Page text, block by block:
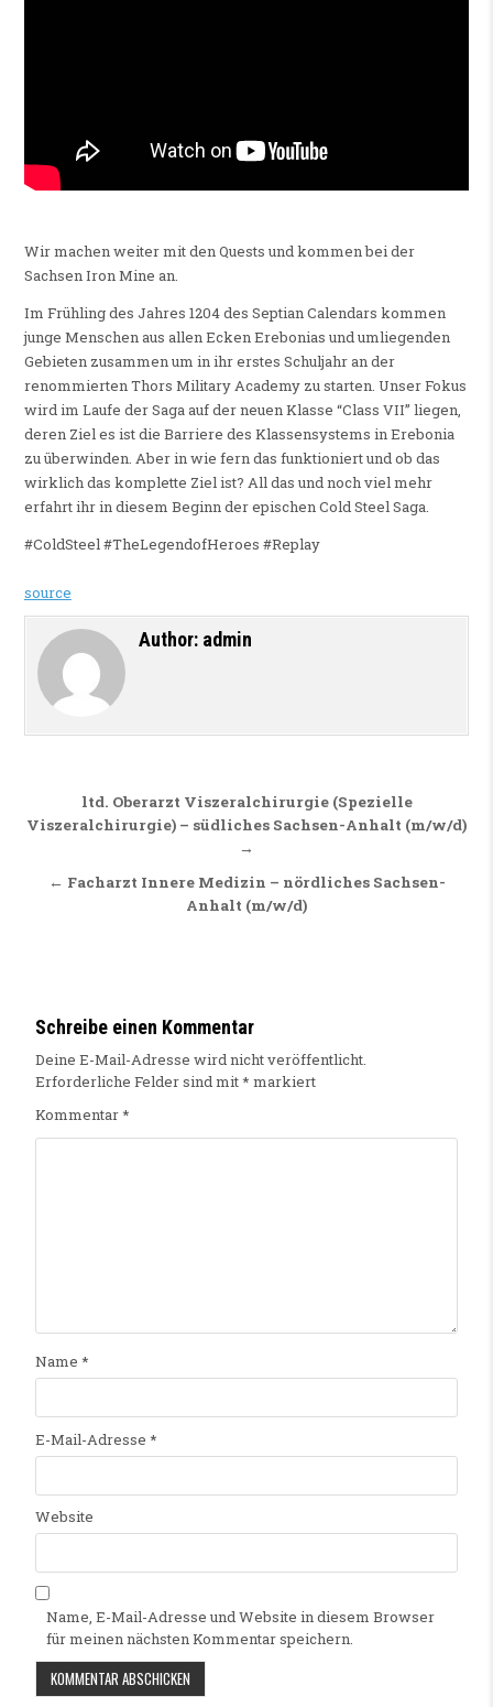
Wir machen weiter mit den Quests und kommen bei der
Sachsen Iron Mine an.
Im Frühling des Jahres 1204 des Septian Calendars kommen
junge Menschen aus allen Ecken Erebonias und umliegenden
Gebieten zusammen um in ihr erstes Schuljahr an der
renommierten Thors Military Academy zu starten. Unser Fokus
wird im Laufe der Saga auf der neuen Klasse “Class VII” liegen,
deren Ziel es ist die Barriere des Klassensystems in Erebonia
zu überwinden. Aber in wie fern das funktioniert und ob das
wirklich das komplette Ziel ist? All das und noch viel mehr
erfahrt ihr in diesem Beginn der epischen Cold Steel Saga.
#ColdSteel #TheLegendofHeroes #Replay
source
Author: admin
Beitragsnavigation
ltd. Oberarzt Viszeralchirurgie (Spezielle
Viszeralchirurgie) – südliches Sachsen-Anhalt (m/w/d)
→
← Facharzt Innere Medizin – nördliches Sachsen-
Anhalt (m/w/d)
Schreibe einen Kommentar
Deine E-Mail-Adresse wird nicht veröffentlicht.
Erforderliche Felder sind mit* markiert
Kommentar*
Name *
E-Mail-Adresse *
Website
Name, E-Mail-Adresse und Website in diesem Browser
für meinen nächsten Kommentar speichern.